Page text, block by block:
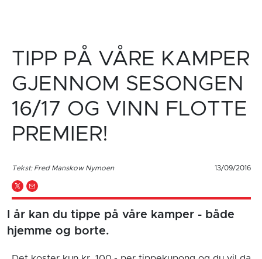
TIPP PÅ VÅRE KAMPER
GJENNOM SESONGEN
16/17 OG VINN FLOTTE
PREMIER!
Tekst: Fred Manskow Nymoen 13/09/2016
I år kan du tippe på våre kamper - både
hjemme og borte.